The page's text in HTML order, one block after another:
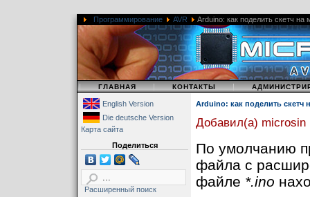
Программирование AVR Arduino: как поделить скетч на
| ГЛАВНАЯ | КОНТАКТЫ |
English Version
Die deutsche Version
Карта сайта
Поделиться
Расширенный поиск
Arduino: как поделить скетч
Добавил(а) microsin
По умолчанию
файла с
файле *.ino